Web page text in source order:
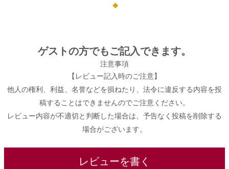
ゲストの方でもご記入できます。
注意事項
【レビュー記入時のご注意】
他人の権利、利益、名誉などを損ねたり、法令に違反する内容を投
稿することはできませんのでご注意ください。
レビュー内容が不適切と判断した場合は、予告なく投稿を削除する
場合がございます。
レビューを書く